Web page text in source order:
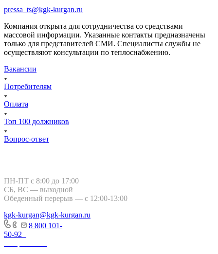
pressa_ts@kgk-kurgan.ru
Компания открыта для сотрудничества со средствами
массовой информации. Указанные контакты предназначены
только для представителей СМИ. Специалисты службы не
осуществляют консультации по теплоснабжению.
Вакансии
Потребителям
Оплата
Топ 100 должников
Вопрос-ответ
ПН-ПТ с 8:00 до 17:00
СБ, ВС — выходной
Обеденный перерыв — с 12:00-13:00
kgk-kurgan@kgk-kurgan.ru
8 800 101-
50-92